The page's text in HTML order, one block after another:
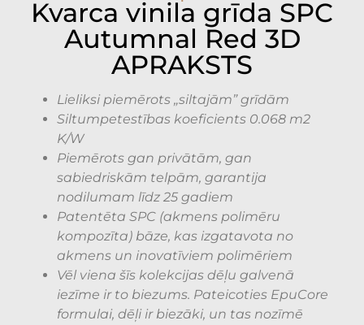
Kvarca vinila grīda SPC
Autumnal Red 3D
APRAKSTS
Lieliksi piemērots „siltajām” grīdām
Siltumpetestības koeficients 0.068 m2
K/W
Piemērots gan privātām, gan
sabiedriskām telpām, garantija
nodilumam līdz 25 gadiem
Patentēta SPC (akmens polimēru
kompozīta) bāze, kas izgatavota no
akmens un inovatīviem polimēriem
Vēl viena šīs kolekcijas dēļu galvenā
iezīme ir to biezums. Pateicoties EpuCore
formulai, dēļi ir biezāki, un tas nozīmē